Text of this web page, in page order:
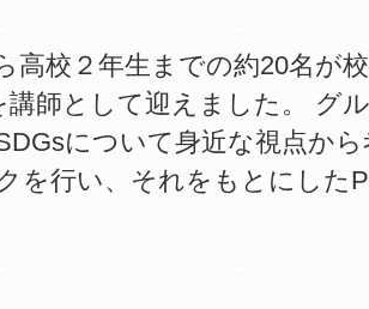
高校２年生までの約20名が
講師として迎えました。 グ
について身近な視点か
を行い、それをもとにした